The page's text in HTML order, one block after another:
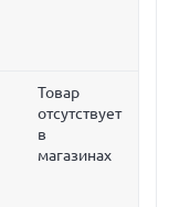
Товар
отсутствует
в
магазинах